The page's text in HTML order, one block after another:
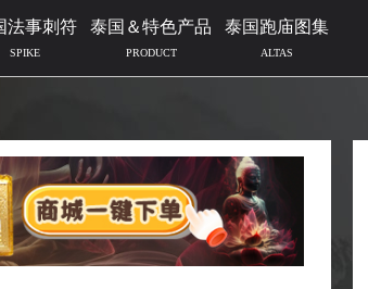
法事刺符
SPIKE
泰国＆特色产品
PRODUCT
泰国跑庙图集
ALTAS